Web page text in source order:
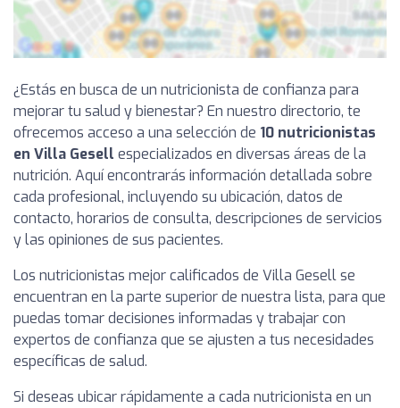
¿Estás en busca de un nutricionista de confianza para
mejorar tu salud y bienestar? En nuestro directorio, te
ofrecemos acceso a una selección de 10 nutricionistas
en Villa Gesell especializados en diversas áreas de la
nutrición. Aquí encontrarás información detallada sobre
cada profesional, incluyendo su ubicación, datos de
contacto, horarios de consulta, descripciones de servicios
y las opiniones de sus pacientes.
Los nutricionistas mejor calificados de Villa Gesell se
encuentran en la parte superior de nuestra lista, para que
puedas tomar decisiones informadas y trabajar con
expertos de confianza que se ajusten a tus necesidades
específicas de salud.
Si deseas ubicar rápidamente a cada nutricionista en un